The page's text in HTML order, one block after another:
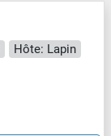
Hôte: Lapin